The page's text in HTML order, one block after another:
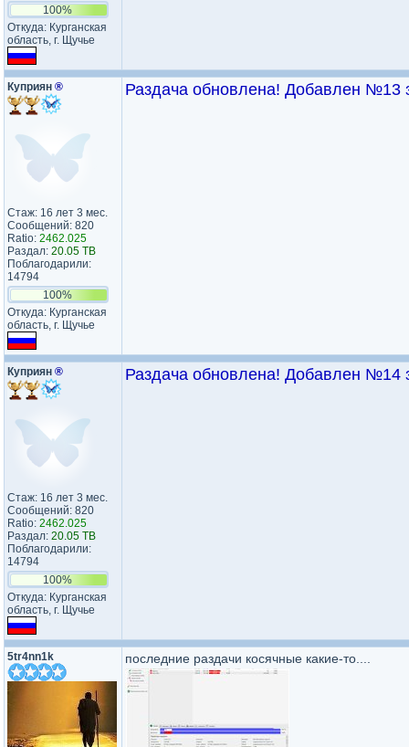
100%
Откуда: Курганская
область, г. Щучье
Куприян ®
Стаж: 16 лет 3 мес.
Сообщений: 820
Ratio: 2462.025
Раздал: 20.05 TB
Поблагодарили:
14794
100%
Откуда: Курганская
область, г. Щучье
Раздача обновлена! Добавлен №13
Куприян ®
Стаж: 16 лет 3 мес.
Сообщений: 820
Ratio: 2462.025
Раздал: 20.05 TB
Поблагодарили:
14794
100%
Откуда: Курганская
область, г. Щучье
Раздача обновлена! Добавлен №14
5tr4nn1k последние раздачи косячные какие-то....